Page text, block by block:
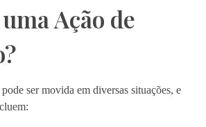
Ação de
ser movida em diversas situações, e